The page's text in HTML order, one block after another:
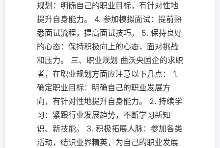
规划：明确自己的职业目标，有针对性地
提升自身能力。 4. 参加模拟面试：提前熟
悉面试流程，提高面试技巧。 5. 保持良好
的心态：保持积极向上的心态，面对挑战
和压力。 三、职业规划 曲沃央国企的求职
者，在职业规划方面应注意以下几点： 1.
确定职业目标：明确自己的职业发展方
向，有针对性地提升自身能力。 2. 持续学
习：紧跟行业发展趋势，不断学习新知
识、新技能。 3. 积极拓展人脉：参加各类
活动，结识业界精英，为自己的职业发展